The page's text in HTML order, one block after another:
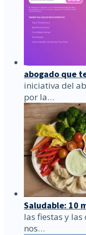
abogado que
iniciativa del
por la…
Saludable: 10
las fiestas y
nos…